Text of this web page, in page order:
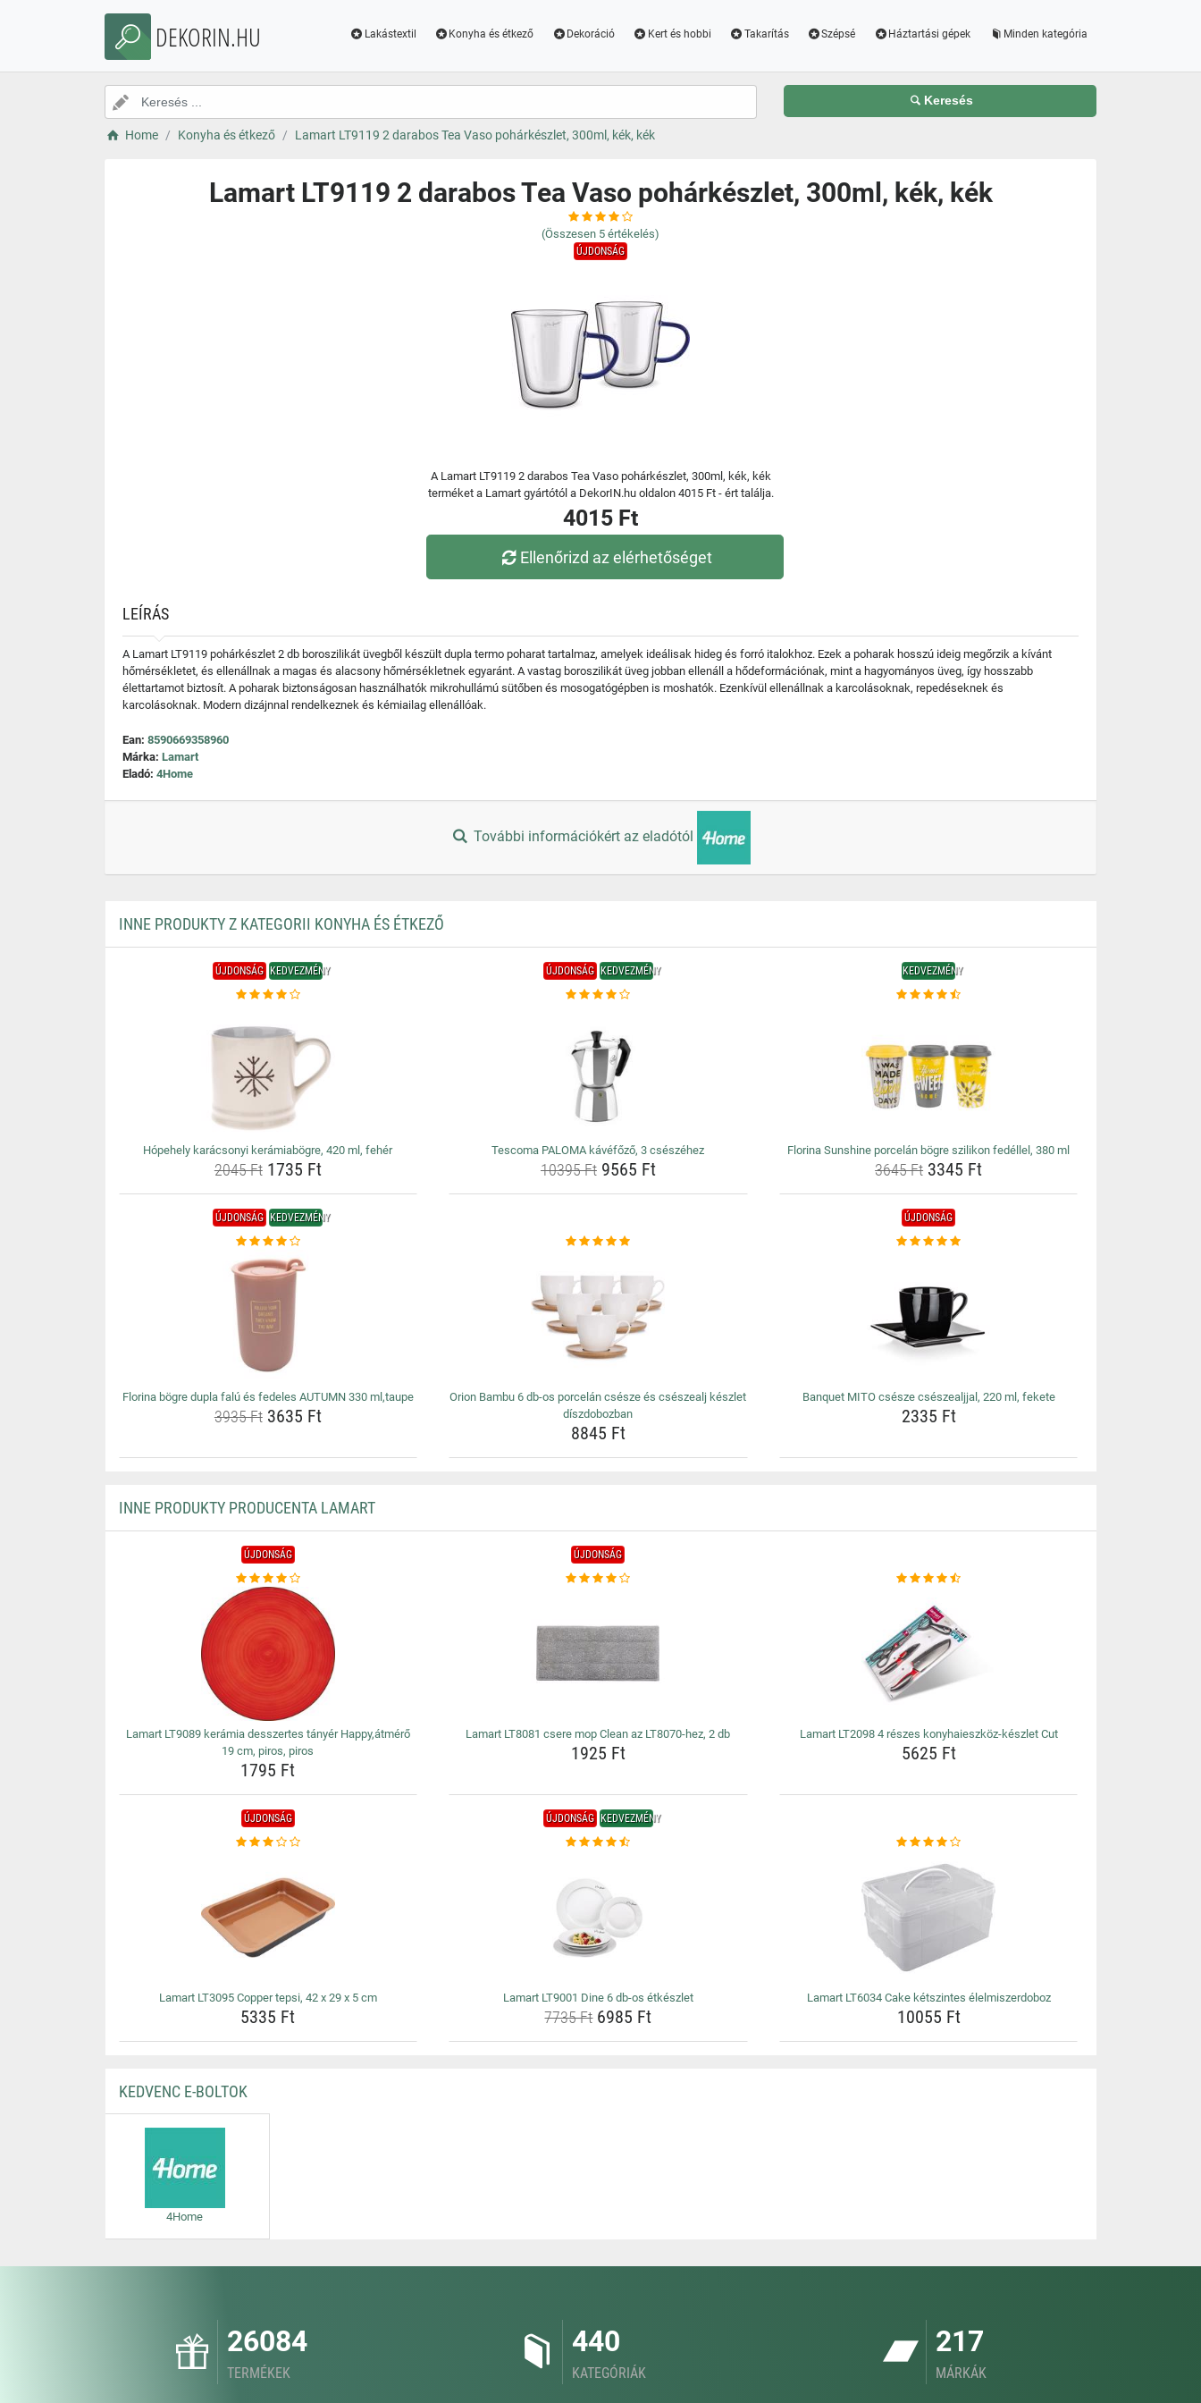
DEKORIN.HU Lakástextil Konyha és étkező Dekoráció Kert és hobbi Takarítás Szépsé Háztartási gépek Minden kategória
Keresés
Home Konyha és étkező Lamart LT9119 2 darabos Tea Vaso pohárkészlet, 300ml, kék, kék
Lamart LT9119 2 darabos Tea Vaso pohárkészlet, 300ml, kék, kék
(Összesen 5 értékelés)
ÚJDONSÁG
A Lamart LT9119 2 darabos Tea Vaso pohárkészlet, 300ml, kék, kék
terméket a Lamart gyártótól a DekorIN.hu oldalon 4015 Ft - ért találja.
4015 Ft
Ellenőrizd az elérhetőséget
LEÍRÁS
A Lamart LT9119 pohárkészlet 2 db boroszilikát üvegből készült dupla termo poharat tartalmaz, amelyek ideálisak hideg és forró italokhoz. Ezek a poharak hosszú ideig megőrzik a kívánt
hőmérsékletet, és ellenállnak a magas és alacsony hőmérsékletnek egyaránt. A vastag boroszilikát üveg jobban ellenáll a hődeformációnak, mint a hagyományos üveg, így hosszabb
élettartamot biztosít. A poharak biztonságosan használhatók mikrohullámú sütőben és mosogatógépben is moshatók. Ezenkívül ellenállnak a karcolásoknak, repedéseknek és
karcolásoknak. Modern dizájnnal rendelkeznek és kémiailag ellenállóak.
Ean: 8590669358960
Márka: Lamart
Eladó: 4Home
További információkért az eladótól
INNE PRODUKTY Z KATEGORII KONYHA ÉS ÉTKEZŐ
ÚJDONSÁG KEDVEZMÉNY
Hópehely karácsonyi kerámiabögre, 420 ml, fehér
2045 Ft1735 Ft
ÚJDONSÁG KEDVEZMÉNY
Tescoma PALOMA kávéfőző, 3 csészéhez
10395 Ft9565 Ft
KEDVEZMÉNY
Florina Sunshine porcelán bögre szilikon fedéllel, 380 ml
3645 Ft 3345 Ft
ÚJDONSÁG KEDVEZMÉNY
Florina bögre dupla falú és fedeles AUTUMN 330 ml,taupe
3935 Ft3635 Ft
Orion Bambu 6 db-os porcelán csésze és csészealj készlet
díszdobozban
8845 Ft
ÚJDONSÁG
Banquet MITO csésze csészealjjal, 220 ml, fekete
2335 Ft
INNE PRODUKTY PRODUCENTA LAMART
ÚJDONSÁG
Lamart LT9089 kerámia desszertes tányér Happy,átmérő
19 cm, piros, piros
1795 Ft
ÚJDONSÁG
Lamart LT8081 csere mop Clean az LT8070-hez, 2 db
1925 Ft
Lamart LT2098 4 részes konyhaieszköz-készlet Cut
5625 Ft
ÚJDONSÁG
Lamart LT3095 Copper tepsi, 42 x 29 x 5 cm
5335 Ft
ÚJDONSÁG KEDVEZMÉNY
Lamart LT9001 Dine 6 db-os étkészlet
7735 Ft6985 Ft
Lamart LT6034 Cake kétszintes élelmiszerdoboz
10055 Ft
KEDVENC E-BOLTOK
4Home
26084
TERMÉKEK
440
KATEGÓRIÁK
217
MÁRKÁK